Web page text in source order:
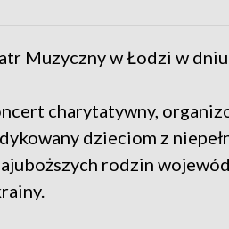
Muzyczny w Łodzi w
charytatywny,
dzieciom z
rodzin